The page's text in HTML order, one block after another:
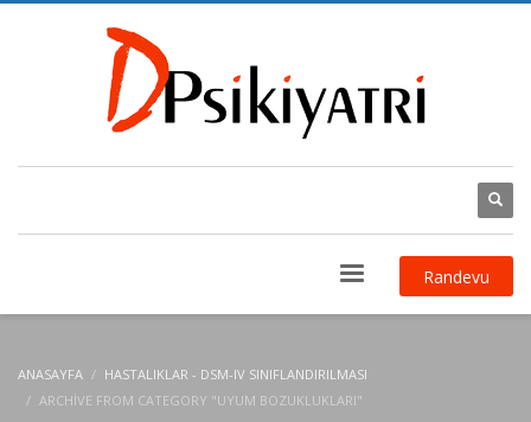
Randevu
ANASAYFA
HASTALIKLAR - DSM-IV SINIFLANDIRILMASI
ARCHIVE FROM CATEGORY "UYUM BOZUKLUKLARI"